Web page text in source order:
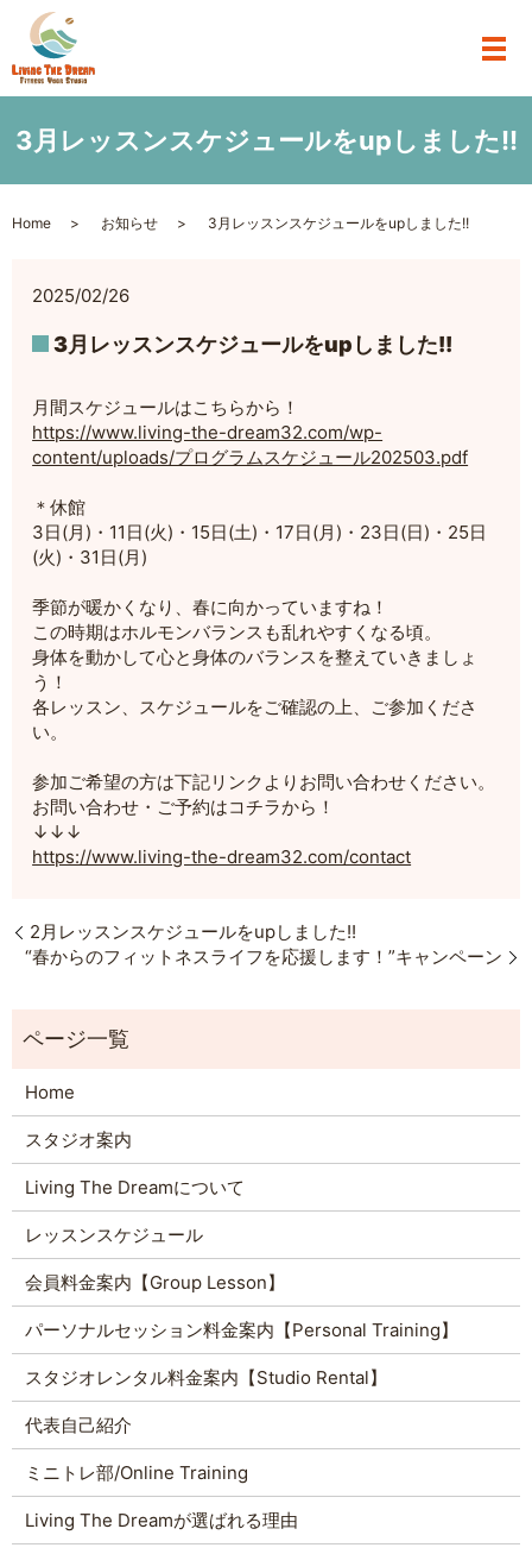
3月レッスンスケジュールをupしました!!
Home お知らせ 3月レッスンスケジュールをupしました!!
2025/02/26
3月レッスンスケジュールをupしました!!
月間スケジュールはこちらから！
https://www.living-the-dream32.com/wp-
content/uploads/プログラムスケジュール202503.pdf
＊休館
3日(月)・11日(火)・15日(土)・17日(月)・23日(日)・25日
(火)・31日(月)
季節が暖かくなり、春に向かっていますね！
この時期はホルモンバランスも乱れやすくなる頃。
身体を動かして心と身体のバランスを整えていきましょ
う！
各レッスン、スケジュールをご確認の上、ご参加くださ
い。
参加ご希望の方は下記リンクよりお問い合わせください。
お問い合わせ・ご予約はコチラから！
↓↓↓
https://www.living-the-dream32.com/contact
2月レッスンスケジュールをupしました!!
“春からのフィットネスライフを応援します！”キャンペーン
Home
スタジオ案内
Living The Dreamについて
レッスンスケジュール
会員料金案内【Group Lesson】
パーソナルセッション料金案内【Personal Training】
スタジオレンタル料金案内【Studio Rental】
代表自己紹介
ミニトレ部/Online Training
Living The Dreamが選ばれる理由